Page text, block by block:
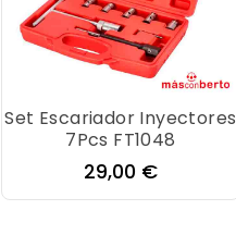
Set Escariador Inyectores
7Pcs FT1048
Precio
29,00 €